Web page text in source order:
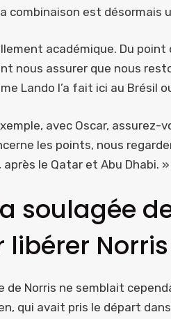
combinaison est désormais
académique. Du
nous assurer que nous
Lando l’a fait ici au Brésil
avec Oscar,
les points, nous
après le Qatar et Abu Dhabi. »
soulagée
libérer
de Norris ne semblait
qui avait pris le départ